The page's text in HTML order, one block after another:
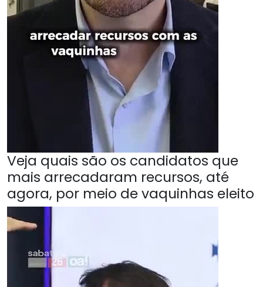
Veja quais são os candidatos que
mais arrecadaram recursos, até
agora, por meio de vaquinhas eleito